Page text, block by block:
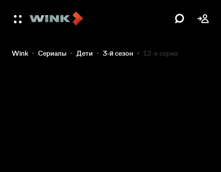
Wink Сериалы Дети 3-й сезон 12-я серия